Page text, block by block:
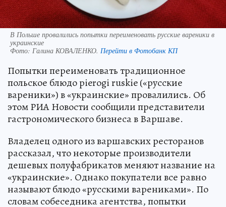
В Польше провалились попытки переименовать русские вареники в
украинские
Фото: Галина КОВАЛЕНКО. Перейти в Фотобанк КП
Попытки переименовать традиционное
польское блюдо pierogi ruskie («русские
вареники») в «украинские» провалились. Об
этом РИА Новости сообщили представители
гастрономического бизнеса в Варшаве.
Владелец одного из варшавских ресторанов
рассказал, что некоторые производители
дешевых полуфабрикатов меняют название на
«украинские». Однако покупатели все равно
называют блюдо «русскими варениками». По
словам собеседника агентства, попытки